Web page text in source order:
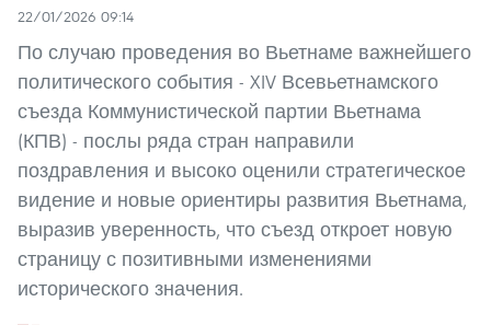
22/01/2026 09:14
По случаю проведения во Вьетнаме важнейшего
политического события - XIV Всевьетнамского
съезда Коммунистической партии Вьетнама
(КПВ) - послы ряда стран направили
поздравления и высоко оценили стратегическое
видение и новые ориентиры развития Вьетнама,
выразив уверенность, что съезд откроет новую
страницу с позитивными изменениями
исторического значения.